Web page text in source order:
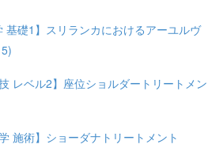
基礎1】スリランカにおけるアーユルヴ
レベル2】座位ショルダートリートメン
施術】ショーダナトリートメント